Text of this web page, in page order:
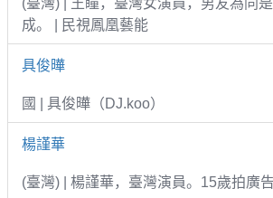
成。 | 民視鳳凰藝能
具俊曄
國 | 具俊曄（DJ.koo）
楊謹華
(臺灣) | 楊謹華，臺灣演員。15歲拍廣